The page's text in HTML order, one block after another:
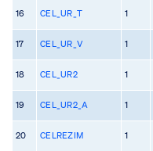
16 CEL_UR_T 1
17 CEL_UR_V 1
18 CEL_UR2 1
19 CEL_UR2_A 1
20 CELREZIM 1